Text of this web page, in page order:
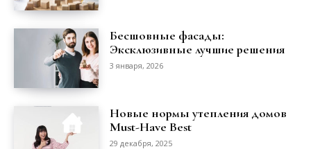
Бесшовные фасады:
Эксклюзивные лучшие решения
3 января, 2026
Новые нормы утепления домов
Must-Have Best
29 декабря, 2025